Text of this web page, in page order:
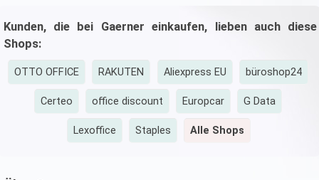
Kunden, die bei Gaerner einkaufen, lieben auch diese
Shops:
OTTO OFFICE RAKUTEN Aliexpress EU büroshop24
Certeo office discount Europcar G Data
Lexoffice Staples Alle Shops